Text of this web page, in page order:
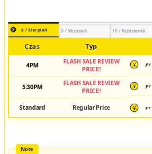
8 / Sierpień 9 / Wrzesień 10 / Październik
Czas Typ
4PM
FLASH SALE REVIEW
PRICE!
¥ JPY
5:30PM
FLASH SALE REVIEW
PRICE!
¥ JPY
Standard Regular Price ¥ JPY